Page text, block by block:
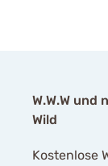
W.W.W und
Wild
Kostenlose